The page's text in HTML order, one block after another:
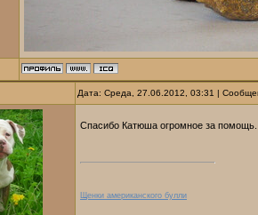
Дата: Среда, 27.06.2012, 03:31 |
Спасибо Катюша огромное за
Щенки американского булли